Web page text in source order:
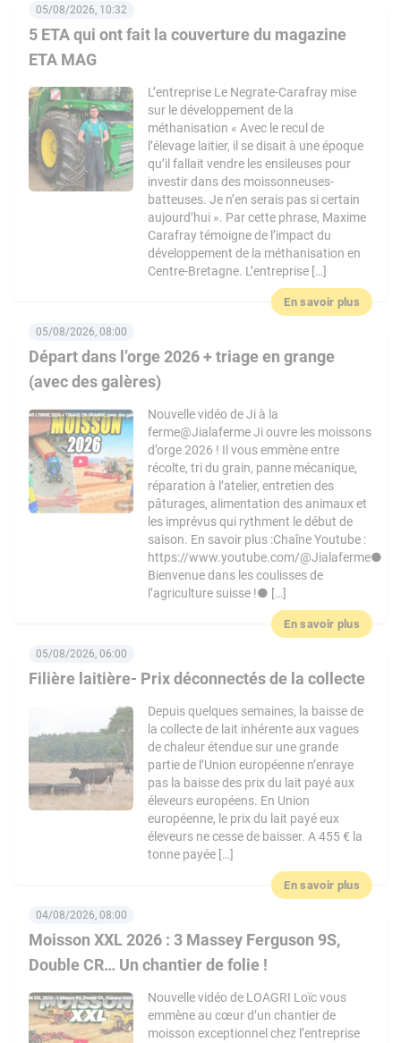
5 ETA qui ont fait la couverture du magazine
ETA MAG
05/08/2026, 10:32
L’entreprise Le Negrate-Carafray mise
sur le développement de la
méthanisation « Avec le recul de
l’élevage laitier, il se disait à une époque
qu’il fallait vendre les ensileuses pour
investir dans des moissonneuses-
batteuses. Je n’en serais pas si certain
aujourd’hui ». Par cette phrase, Maxime
Carafray témoigne de l’impact du
développement de la méthanisation en
Centre-Bretagne. L’entreprise […]
En savoir plus
Départ dans l’orge 2026 + triage en grange
(avec des galères)
05/08/2026, 08:00
Nouvelle vidéo de Ji à la
ferme@Jialaferme Ji ouvre les moissons
d’orge 2026 ! Il vous emmène entre
récolte, tri du grain, panne mécanique,
réparation à l’atelier, entretien des
pâturages, alimentation des animaux et
les imprévus qui rythment le début de
saison. En savoir plus :Chaîne Youtube :
https://www.youtube.com/@Jialaferme●
Bienvenue dans les coulisses de
l’agriculture suisse !● […]
En savoir plus
Filière laitière- Prix déconnectés de la collecte
05/08/2026, 06:00
Depuis quelques semaines, la baisse de
la collecte de lait inhérente aux vagues
de chaleur étendue sur une grande
partie de l’Union européenne n’enraye
pas la baisse des prix du lait payé aux
éleveurs européens. En Union
européenne, le prix du lait payé eux
éleveurs ne cesse de baisser. A 455 € la
tonne payée […]
En savoir plus
Moisson XXL 2026 : 3 Massey Ferguson 9S,
Double CR… Un chantier de folie !
04/08/2026, 08:00
Nouvelle vidéo de LOAGRI Loïc vous
emmène au cœur d’un chantier de
moisson exceptionnel chez l’entreprise